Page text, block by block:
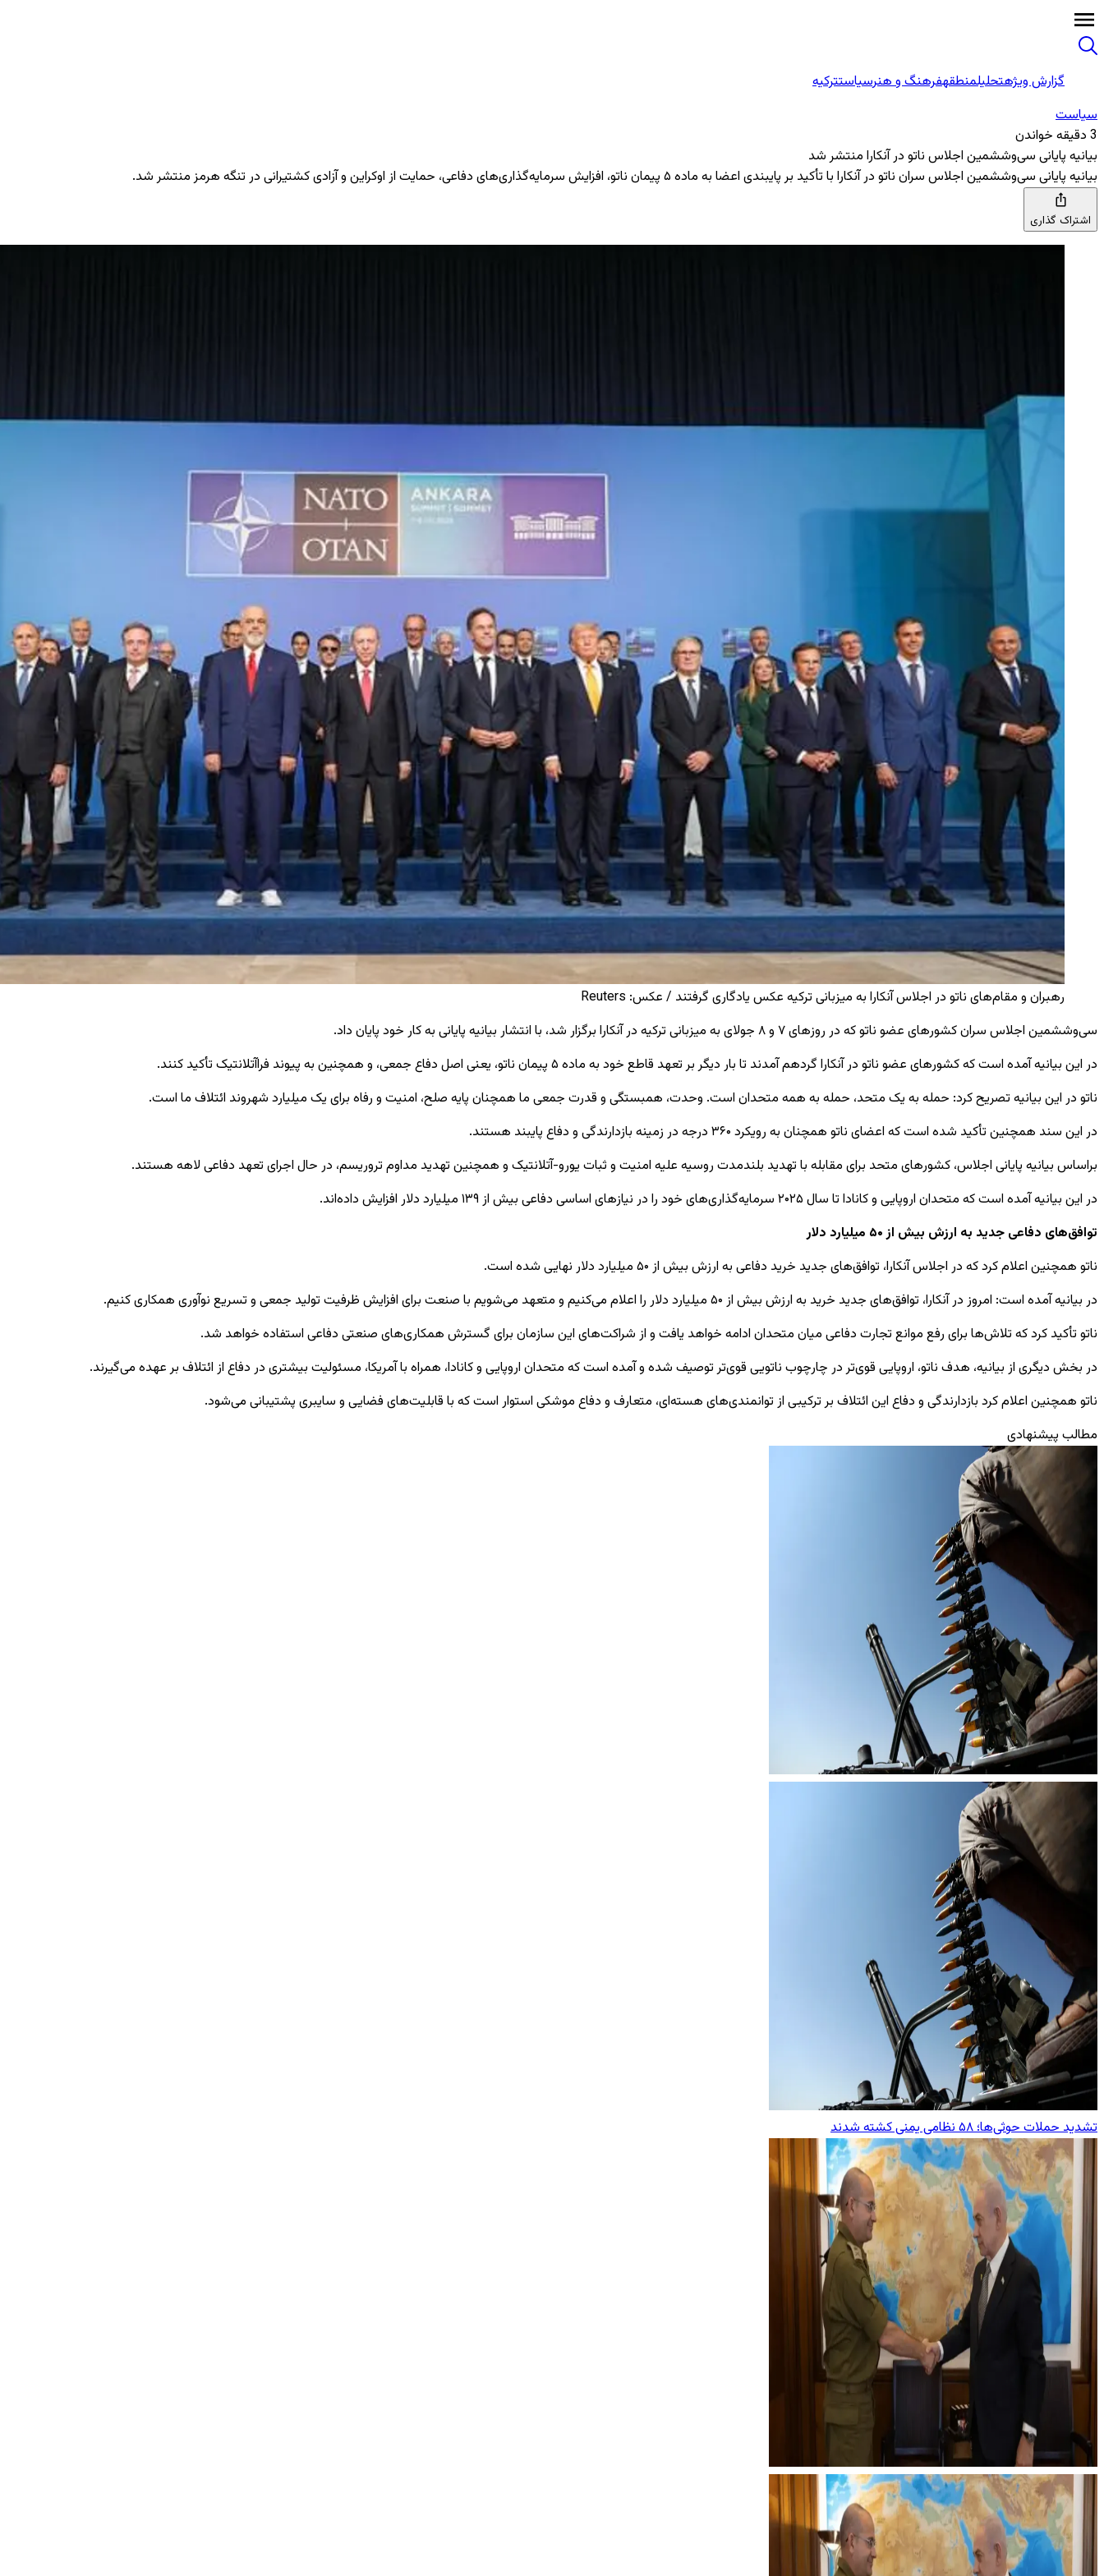
گزارش ویژهتحلیلمنطقهفرهنگ و هنرسیاستترکیه
سیاست
3 دقیقه خواندن
بیانیه پایانی سی‌وششمین اجلاس ناتو در آنکارا منتشر شد
بیانیه پایانی سی‌وششمین اجلاس سران ناتو در آنکارا با تأکید بر پایبندی اعضا به ماده ۵ پیمان ناتو، افزایش سرمایه‌گذاری‌های دفاعی، حمایت از اوکراین و آزادی کشتیرانی در تنگه هرمز منتشر شد.
اشتراک گذاری
رهبران و مقام‌های ناتو در اجلاس آنکارا به میزبانی ترکیه عکس یادگاری گرفتند / عکس:‌ Reuters
سی‌وششمین اجلاس سران کشورهای عضو ناتو که در روزهای ۷ و ۸ جولای به میزبانی ترکیه در آنکارا برگزار شد، با انتشار بیانیه پایانی به کار خود پایان داد.
در این بیانیه آمده است که کشورهای عضو ناتو در آنکارا گردهم آمدند تا بار دیگر بر تعهد قاطع خود به ماده ۵ پیمان ناتو، یعنی اصل دفاع جمعی، و همچنین به پیوند فراآتلانتیک تأکید کنند.
ناتو در این بیانیه تصریح کرد: حمله به یک متحد، حمله به همه متحدان است. وحدت، همبستگی و قدرت جمعی ما همچنان پایه صلح، امنیت و رفاه برای یک میلیارد شهروند ائتلاف ما است.
در این سند همچنین تأکید شده است که اعضای ناتو همچنان به رویکرد ۳۶۰ درجه در زمینه بازدارندگی و دفاع پایبند هستند.
براساس بیانیه پایانی اجلاس، کشورهای متحد برای مقابله با تهدید بلندمدت روسیه علیه امنیت و ثبات یورو-آتلانتیک و همچنین تهدید مداوم تروریسم، در حال اجرای تعهد دفاعی لاهه هستند.
در این بیانیه آمده است که متحدان اروپایی و کانادا تا سال ۲۰۲۵ سرمایه‌گذاری‌های خود را در نیازهای اساسی دفاعی بیش از ۱۳۹ میلیارد دلار افزایش داده‌اند.
توافق‌های دفاعی جدید به ارزش بیش از ۵۰ میلیارد دلار
ناتو همچنین اعلام کرد که در اجلاس آنکارا، توافق‌های جدید خرید دفاعی به ارزش بیش از ۵۰ میلیارد دلار نهایی شده است.
در بیانیه آمده است: امروز در آنکارا، توافق‌های جدید خرید به ارزش بیش از ۵۰ میلیارد دلار را اعلام می‌کنیم و متعهد می‌شویم با صنعت برای افزایش ظرفیت تولید جمعی و تسریع نوآوری همکاری کنیم.
ناتو تأکید کرد که تلاش‌ها برای رفع موانع تجارت دفاعی میان متحدان ادامه خواهد یافت و از شراکت‌های این سازمان برای گسترش همکاری‌های صنعتی دفاعی استفاده خواهد شد.
در بخش دیگری از بیانیه، هدف ناتو، اروپایی قوی‌تر در چارچوب ناتویی قوی‌تر توصیف شده و آمده است که متحدان اروپایی و کانادا، همراه با آمریکا، مسئولیت بیشتری در دفاع از ائتلاف بر عهده می‌گیرند.
ناتو همچنین اعلام کرد بازدارندگی و دفاع این ائتلاف بر ترکیبی از توانمندی‌های هسته‌ای، متعارف و دفاع موشکی استوار است که با قابلیت‌های فضایی و سایبری پشتیبانی می‌شود.
مطالب پیشنهادی
تشدید حملات حوثی‌ها؛ ۵۸ نظامی یمنی کشته شدند